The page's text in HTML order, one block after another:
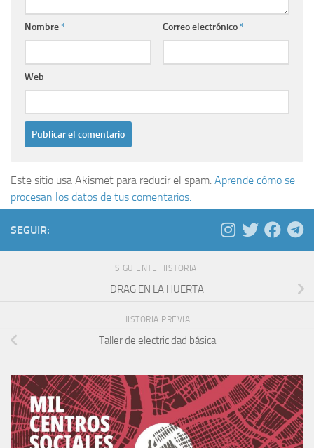
Nombre* Correo electrónico*
Web
Este sitio usa Akismet para reducir el spam. Aprende cómo se
procesan los datos de tus comentarios.
SEGUIR:
SIGUIENTE HISTORIA
DRAG EN LA HUERTA
HISTORIA PREVIA
Taller de electricidad básica